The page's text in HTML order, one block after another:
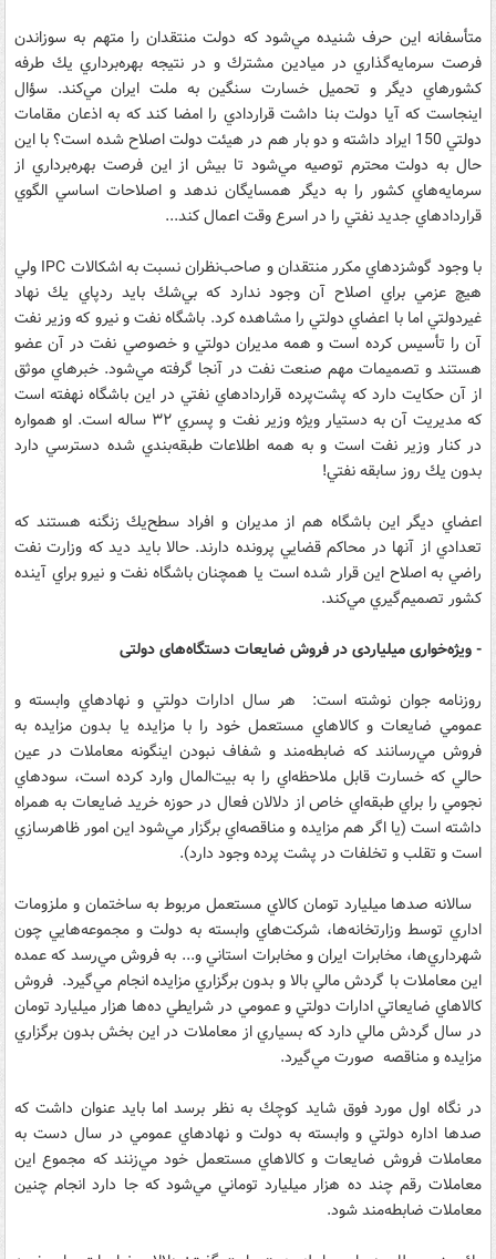
متأسفانه اين حرف شنيده مي‌شود كه دولت منتقدان را متهم به سوزاندن
فرصت سرمايه‌گذاري در ميادين مشترك و در نتيجه بهره‌برداري يك طرفه
كشورهاي ديگر و تحميل خسارت سنگين به ملت ايران مي‌كند. سؤال
اينجاست كه آيا دولت بنا داشت قراردادي را امضا كند كه به اذعان مقامات
دولتي 150 ايراد داشته و دو بار هم در هيئت دولت اصلاح شده است؟ با اين
حال به دولت محترم توصيه مي‌شود تا بيش از اين فرصت بهره‌برداري از
سرمايه‌هاي كشور را به ديگر همسايگان ندهد و اصلاحات اساسي الگوي
قراردادهاي جديد نفتي را در اسرع وقت اعمال كند...
با وجود گوشزدهاي مكرر منتقدان و صاحب‌نظران نسبت به اشكالات IPC ولي
هيچ عزمي براي اصلاح آن وجود ندارد كه بي‌شك بايد ردپاي يك نهاد
غيردولتي اما با اعضاي دولتي را مشاهده كرد. باشگاه نفت و نيرو كه وزير نفت
آن‌ را تأسيس كرده است و همه مديران دولتي و خصوصي نفت در آن عضو
هستند و تصميمات مهم صنعت نفت در آنجا گرفته مي‌شود. خبرهاي موثق
از آن حكايت دارد كه پشت‌پرده قراردادهاي نفتي در اين باشگاه نهفته است
كه مديريت آن به دستيار ويژه وزير نفت و پسري ۳۲ ساله است. او همواره
در كنار وزير نفت است و به همه اطلاعات طبقه‌بندي شده دسترسي دارد
بدون يك روز سابقه نفتي!
اعضاي ديگر اين باشگاه هم از مديران و افراد سطح‌يك زنگنه هستند كه
تعدادي از آنها در محاكم قضايي پرونده دارند. حالا بايد ديد كه وزارت نفت
راضي به اصلاح اين قرار شده است يا همچنان باشگاه نفت و نيرو براي آينده
كشور تصميم‌گيري مي‌كند.
- ویژه‌خواری میلیاردی در فروش ضایعات دستگاه‌های دولتی
روزنامه جوان نوشته است: هر سال ادارات دولتي و نهادهاي وابسته و
عمومي ضايعات و كالاهاي مستعمل خود را با مزايده يا بدون مزايده به
فروش مي‌رسانند كه ضابطه‌مند و شفاف نبودن اينگونه معاملات در عين
حالي كه خسارت قابل ملاحظه‌اي را به بيت‌المال وارد كرده است، سودهاي
نجومي را براي طبقه‌اي خاص از دلالان فعال در حوزه خريد ضايعات به همراه
داشته است (يا اگر هم مزايده و مناقصه‌اي برگزار مي‌شود اين امور ظاهرسازي
است و تقلب و تخلفات در پشت پرده وجود دارد).
سالانه صد‌ها ميليارد تومان كالاي مستعمل مربوط به ساختمان و ملزومات
اداري توسط وزارتخانه‌ها، شركت‌هاي وابسته به دولت و مجموعه‌هايي چون
شهرداري‌ها، مخابرات ايران و مخابرات‌ استاني و... به فروش مي‌رسد كه عمده
اين معاملات با گردش مالي بالا و بدون برگزاري مزايده انجام مي‌گيرد. فروش
كالاهاي ضايعاتي ادارات دولتي و عمومي در شرايطي ده‌ها هزار ميليارد تومان
در سال گردش مالي دارد كه بسياري از معاملات در اين بخش بدون برگزاري
مزايده و مناقصه‌ صورت مي‌گيرد.
در نگاه اول مورد فوق شايد كوچك به نظر برسد اما بايد عنوان داشت كه
صدها اداره دولتي و وابسته به دولت و نهادهاي عمومي در سال دست به
معاملات فروش ضايعات و كالاهاي مستعمل خود مي‌زنند كه مجموع اين
معاملات رقم چند ده هزار ميليارد توماني مي‌شود كه جا دارد انجام چنين
معاملات ضابطه‌مند شود.